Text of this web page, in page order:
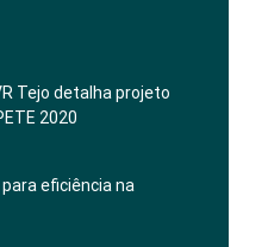
Tejo detalha projeto
2020
eficiência na